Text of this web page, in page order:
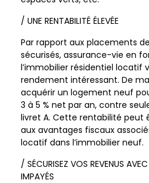
/ UNE RENTABILITÉ ÉLEVÉE
Par rapport aux placements
sécurisés, assurance-vie en
l’immobilier résidentiel locatif
rendement intéressant. De
acquérir un logement neuf
3 à 5 % net par an, contre
livret A. Cette rentabilité peut
aux avantages fiscaux
locatif dans l’immobilier neuf.
/ SÉCURISEZ VOS REVENUS
IMPAYÉS